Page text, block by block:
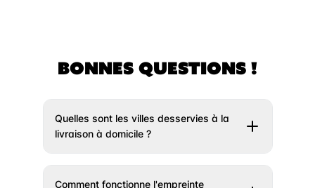
BONNES QUESTIONS !
Quelles sont les villes desservies à la
livraison à domicile ?
Comment fonctionne l'empreinte